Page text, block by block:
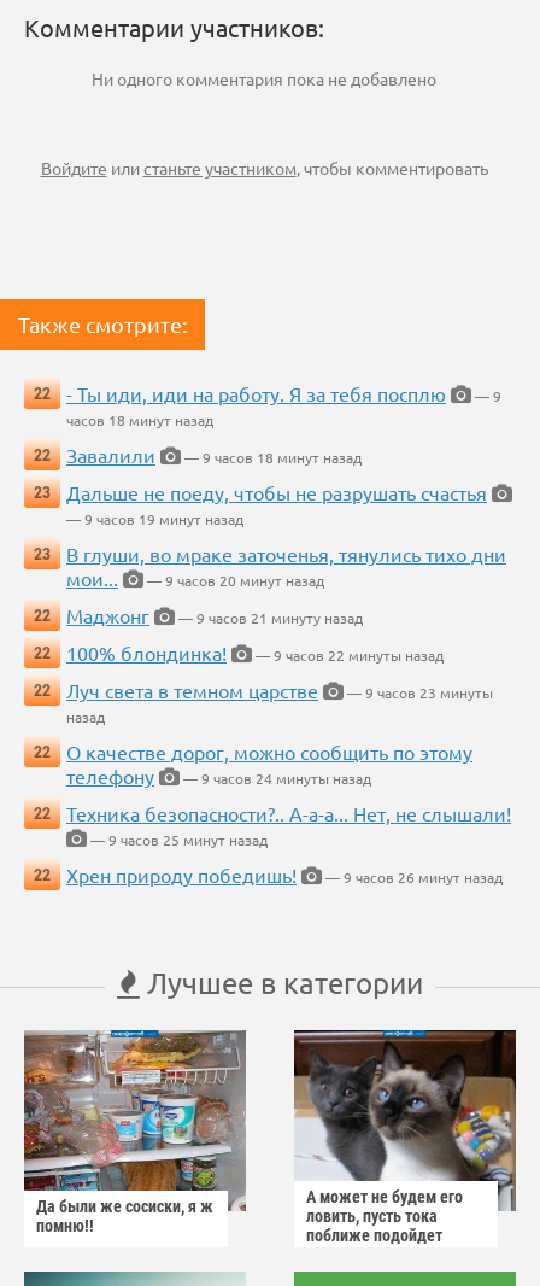
Комментарии участников:
Ни одного комментария пока не добавлено
Войдите илистаньте участником, чтобы комментировать
Также смотрите:
22 - Ты иди, иди на работу. Я за тебя посплю
— 9
часов 18 минут назад
22
Завалили
— 9 часов 18 минут назад
23
Дальше не поеду, чтобы не разрушать счастья
— 9 часов 19 минут назад
23
В глуши, во мраке заточенья, тянулись тихо дни
мои...
— 9 часов 20 минут назад
22
Маджонг
— 9 часов 21 минуту назад
22
100% блондинка!
— 9 часов 22 минуты назад
22
Луч света в темном царстве
— 9 часов 23 минуты
назад
22
О качестве дорог, можно сообщить по этому
телефону
— 9 часов 24 минуты назад
22
Техника безопасности?.. А-а-а... Нет, не слышали!
— 9 часов 25 минут назад
22
Хрен природу победишь! — 9 часов 26 минут назад
Лучшее в категории
Да были же сосиски, я ж
помню!!
А может не будем его
ловить, пусть тока
поближе подойдет